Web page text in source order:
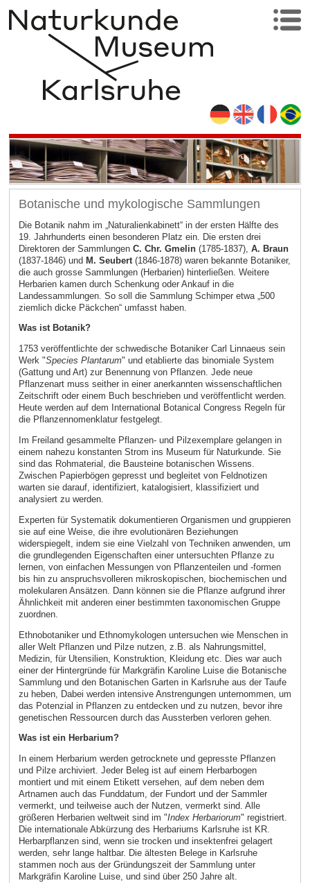
Botanische und mykologische Sammlungen
Die Botanik nahm im „Naturalienkabinett“ in der ersten Hälfte des
19. Jahrhunderts einen besonderen Platz ein. Die ersten drei
Direktoren der Sammlungen C. Chr. Gmelin(1785-1837), A. Braun
(1837-1846) und M. Seubert(1846-1878) waren bekannte Botaniker,
die auch grosse Sammlungen (Herbarien) hinterließen. Weitere
Herbarien kamen durch Schenkung oder Ankauf in die
Landessammlungen. So soll die Sammlung Schimper etwa „500
ziemlich dicke Päckchen“ umfasst haben.
Was ist Botanik?
1753 veröffentlichte der schwedische Botaniker Carl Linnaeus sein
Werk "Species Plantarum" und etablierte das binomiale System
(Gattung und Art) zur Benennung von Pflanzen. Jede neue
Pflanzenart muss seither in einer anerkannten wissenschaftlichen
Zeitschrift oder einem Buch beschrieben und veröffentlicht werden.
Heute werden auf dem International Botanical Congress Regeln für
die Pflanzennomenklatur festgelegt.
Im Freiland gesammelte Pflanzen- und Pilzexemplare gelangen in
einem nahezu konstanten Strom ins Museum für Naturkunde. Sie
sind das Rohmaterial, die Bausteine botanischen Wissens.
Zwischen Papierbögen gepresst und begleitet von Feldnotizen
warten sie darauf, identifiziert, katalogisiert, klassifiziert und
analysiert zu werden.
Experten für Systematik dokumentieren Organismen und gruppieren
sie auf eine Weise, die ihre evolutionären Beziehungen
widerspiegelt, indem sie eine Vielzahl von Techniken anwenden, um
die grundlegenden Eigenschaften einer untersuchten Pflanze zu
lernen, von einfachen Messungen von Pflanzenteilen und -formen
bis hin zu anspruchsvolleren mikroskopischen, biochemischen und
molekularen Ansätzen. Dann können sie die Pflanze aufgrund ihrer
Ähnlichkeit mit anderen einer bestimmten taxonomischen Gruppe
zuordnen.
Ethnobotaniker und Ethnomykologen untersuchen wie Menschen in
aller Welt Pflanzen und Pilze nutzen, z.B. als Nahrungsmittel,
Medizin, für Utensilien, Konstruktion, Kleidung etc. Dies war auch
einer der Hintergründe für Markgräfin Karoline Luise die Botanische
Sammlung und den Botanischen Garten in Karlsruhe aus der Taufe
zu heben, Dabei werden intensive Anstrengungen unternommen, um
das Potenzial in Pflanzen zu entdecken und zu nutzen, bevor ihre
genetischen Ressourcen durch das Aussterben verloren gehen.
Was ist ein Herbarium?
In einem Herbarium werden getrocknete und gepresste Pflanzen
und Pilze archiviert. Jeder Beleg ist auf einem Herbarbogen
montiert und mit einem Etikett versehen, auf dem neben dem
Artnamen auch das Funddatum, der Fundort und der Sammler
vermerkt, und teilweise auch der Nutzen, vermerkt sind. Alle
größeren Herbarien weltweit sind im "Index Herbariorum" registriert.
Die internationale Abkürzung des Herbariums Karlsruhe ist KR.
Herbarpflanzen sind, wenn sie trocken und insektenfrei gelagert
werden, sehr lange haltbar. Die ältesten Belege in Karlsruhe
stammen noch aus der Gründungszeit der Sammlung unter
Markgräfin Karoline Luise, und sind über 250 Jahre alt.